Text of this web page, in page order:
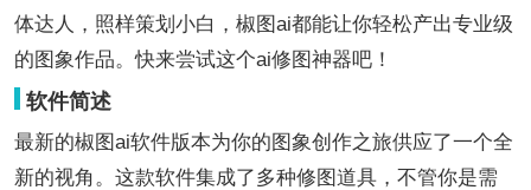
体达人，照样策划小白，椒图ai都能让你轻松产出专业级
的图象作品。快来尝试这个ai修图神器吧！
软件简述
最新的椒图ai软件版本为你的图象创作之旅供应了一个全
新的视角。这款软件集成了多种修图道具，不管你是需